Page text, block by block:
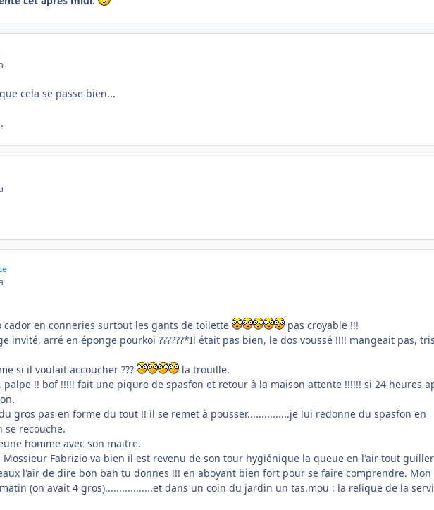
cela se passe bien...
cador en conneries surtout les gants de toilette
pas croyable !!!
invité, arré en éponge pourkoi ??????*Il était pas bien, le dos voussé !!!! mangeait pas,
si il voulait accoucher ???
la trouille.
!! bof !!!!! fait une piqure de spasfon et retour à la maison attente !!!!!! si 24 heures
gros pas en forme du tout !! il se remet à pousser...............je lui redonne du spasfon en
se recouche.
homme avec son maitre.
Mossieur Fabrizio va bien il est revenu de son tour hygiénique la queue en l'air tout
l'air de dire bon bah tu donnes !!! en aboyant bien fort pour se faire comprendre. Mon
(on avait 4 gros).................et dans un coin du jardin un tas.mou : la relique de la